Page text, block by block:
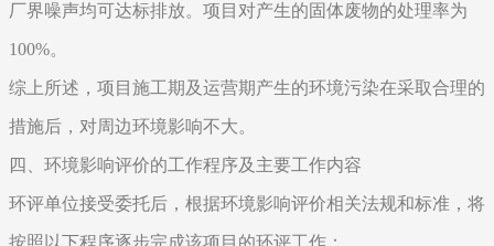
厂界噪声均可达标排放。项目对产生的固体废物的处理率为
100%。
综上所述，项目施工期及运营期产生的环境污染在采取合理的
措施后，对周边环境影响不大。
四、环境影响评价的工作程序及主要工作内容
环评单位接受委托后，根据环境影响评价相关法规和标准，将
按照以下程序逐步完成该项目的环评工作：